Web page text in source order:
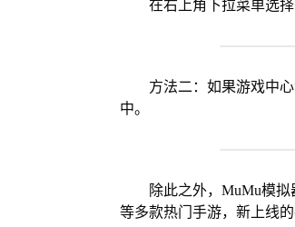
在右上角下拉菜单选
方法二：如果游戏中
中。
除此之外，MuMu模
等多款热门手游，新上线